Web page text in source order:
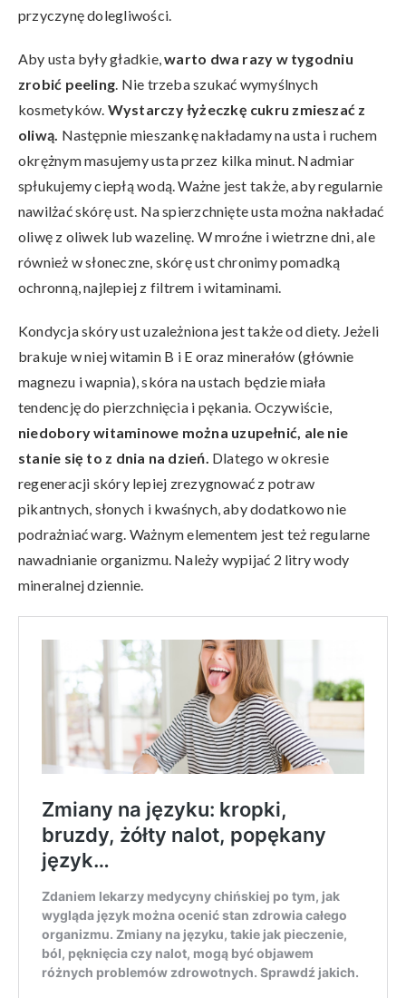
przyczynę dolegliwości.
Aby usta były gładkie,warto dwa razy w tygodniu
zrobić peeling. Nie trzeba szukać wymyślnych
kosmetyków. Wystarczy łyżeczkę cukru zmieszać z
oliwą. Następnie mieszankę nakładamy na usta i ruchem
okrężnym masujemy usta przez kilka minut. Nadmiar
spłukujemy ciepłą wodą. Ważne jest także, aby regularnie
nawilżać skórę ust. Na spierzchnięte usta można nakładać
oliwę z oliwek lub wazelinę. W mroźne i wietrzne dni, ale
również w słoneczne, skórę ust chronimy pomadką
ochronną, najlepiej z filtrem i witaminami.
Kondycja skóry ust uzależniona jest także od diety. Jeżeli
brakuje w niej witamin B i E oraz minerałów (głównie
magnezu i wapnia), skóra na ustach będzie miała
tendencję do pierzchnięcia i pękania. Oczywiście,
niedobory witaminowe można uzupełnić, ale nie
stanie się to z dnia na dzień. Dlatego w okresie
regeneracji skóry lepiej zrezygnować z potraw
pikantnych, słonych i kwaśnych, aby dodatkowo nie
podrażniać warg. Ważnym elementem jest też regularne
nawadnianie organizmu. Należy wypijać 2 litry wody
mineralnej dziennie.